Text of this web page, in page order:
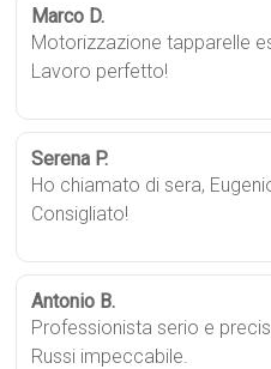
Marco D.
Motorizzazione tapparelle
Lavoro perfetto!
Serena P.
Ho chiamato di sera,
Consigliato!
Antonio B.
Professionista serio e
Russi impeccabile.